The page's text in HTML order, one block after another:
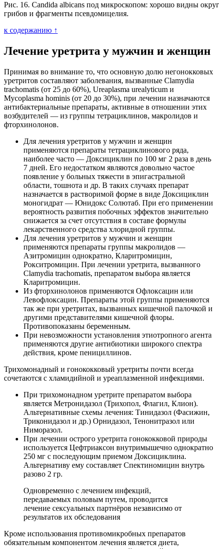
Рис. 16. Candida albicans под микроскопом: хорошо видны
грибов и фрагменты псевдомицелия.
к содержанию ↑
Лечение уретрита у мужчин и женщин
Принимая во внимание то, что основную долю негонокковых
уретритов составляют заболевания, вызванные Clamydia
trachomatis (от 25 до 60%), Ureaplasma urealyticum и
Mycoplasma hominis (от 20 до 30%), при лечении назначаются
антибактериальные препараты, активные в отношении этих
возбудителей — из группы тетрациклинов, макролидов и
фторхинолонов.
Для лечения уретритов у мужчин и женщин
применяются препараты тетрациклинового ряда,
наиболее часто — Доксициклин по 100 мг 2 раза в день
7 дней. Его недостатком являются довольно частое
появление у больных тяжести в эпигастральной
области, тошнота и др. В таких случаях препарат
назначается в растворимой форме в виде Доксициклин
моногидрат — Юнидокс Солютаб. При его применении
вероятность развития побочных эффектов значительно
снижается за счет отсутствия в составе формулы
лекарственного средства хлоридной группы.
Для лечения уретритов у мужчин и женщин
применяются препараты группы макролидов —
Азитромицин однократно, Кларитромицин,
Рокситромицин. При лечении уретрита, вызванного
Clamydia trachomatis, препаратом выбора является
Кларитромицин.
Из фторхинолонов применяются Офлоксацин или
Левофлоксацин. Препараты этой группы применяются
так же при уретритах, вызванных кишечной палочкой и
другими представителями кишечной флоры.
Противопоказаны беременным.
При невозможности установления этиотропного агента
применяются другие антибиотики широкого спектра
действия, кроме пенициллинов.
Трихомонадный и гонококковый уретриты почти всегда
сочетаются с хламидийной и уреаплазменной инфекциями.
При трихомонадном уретрите препаратом выбора
является Метронидазол (Трихопол, Флагил, Клион).
Альтернативные схемы лечения: Тинидазол (Фасижин,
Триконидазол и др.) Орнидазол, Тенонитразол или
Ниморазол.
При лечении острого уретрита гонококковой природы
используется Цефтриаксон внутримышечно однократно
250 мг с последующим приемом Доксициклина.
Альтернативу ему составляет Спектиномицин внутрь
разово 2 гр.
Одновременно с лечением инфекций,
передаваемых половым путем, проводится
лечение сексуальных партнёров независимо от
результатов их обследования
Кроме использования противомикробных препаратов
обязательным компонентом лечения является диета,